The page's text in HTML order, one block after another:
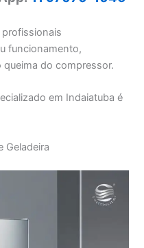
funcionamento,
do compressor.
em Indaiatuba é
Geladeira